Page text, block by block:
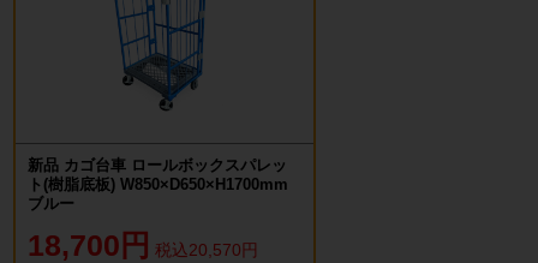
新品 カゴ台車 ロールボックスパレッ
ト(樹脂底板) W850×D650×H1700mm
ブルー
18,700円 税込20,570円